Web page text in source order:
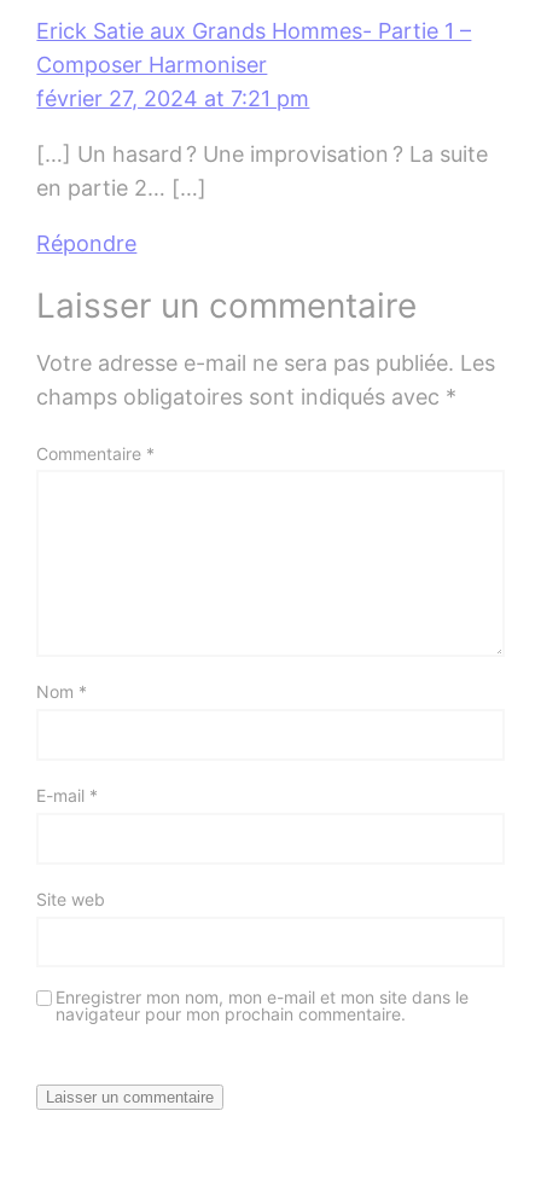
Erick Satie aux Grands Hommes- Partie 1 –
Composer Harmoniser
février 27, 2024 at 7:21 pm
[…] Un hasard ? Une improvisation ? La suite
en partie 2… […]
Répondre
Laisser un commentaire
Votre adresse e-mail ne sera pas publiée. Les
champs obligatoires sont indiqués avec *
Commentaire *
Nom *
E-mail *
Site web
Enregistrer mon nom, mon e-mail et mon site dans le
navigateur pour mon prochain commentaire.